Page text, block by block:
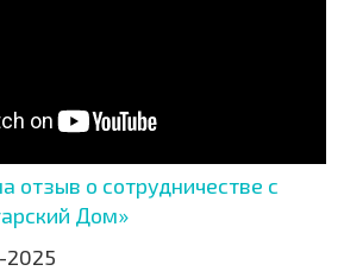
отзыв о сотрудничестве с
Дом»
2025